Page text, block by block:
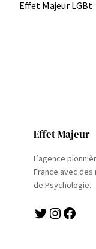
Effet Majeur LGBt
Effet Majeur
L’agence
France avec
de Psychologie.
Twitter Instagram Facebook